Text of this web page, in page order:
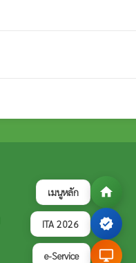
เมนูหลัก home
ITA 2026 verified
e-Service desktop_windows